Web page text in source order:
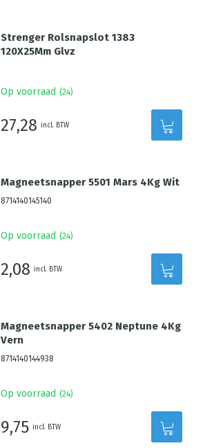
Strenger Rolsnapslot 1383
120X25Mm Glvz
Op voorraad (24)
27,28 incl. BTW
Magneetsnapper 5501 Mars 4Kg Wit
8714140145140
Op voorraad (24)
2,08 incl. BTW
Magneetsnapper 5402 Neptune 4Kg
Vern
8714140144938
Op voorraad (24)
9,75 incl. BTW